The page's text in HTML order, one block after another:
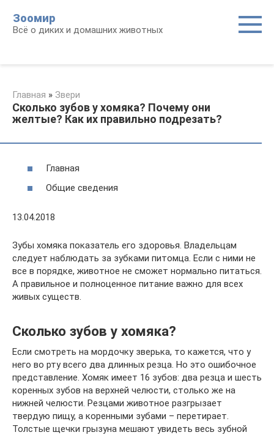
контенту
Зоомир
Всё о диких и домашних животных
Главная » Звери
Сколько зубов у хомяка? Почему они
желтые? Как их правильно подрезать?
Главная
Общие сведения
13.04.2018
Зубы хомяка показатель его здоровья. Владельцам
следует наблюдать за зубками питомца. Если с ними не
все в порядке, животное не сможет нормально питаться.
А правильное и полноценное питание важно для всех
живых существ.
Сколько зубов у хомяка?
Если смотреть на мордочку зверька, то кажется, что у
него во рту всего два длинных резца. Но это ошибочное
представление. Хомяк имеет 16 зубов: два резца и шесть
коренных зубов на верхней челюсти, столько же на
нижней челюсти. Резцами животное разгрызает
твердую пищу, а коренными зубами – перетирает.
Толстые щечки грызуна мешают увидеть весь зубной